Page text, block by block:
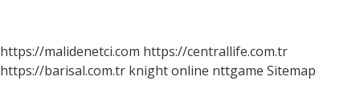
https://malidenetci.com https://centrallife.com.tr
https://barisal.com.tr knight online nttgame Sitemap